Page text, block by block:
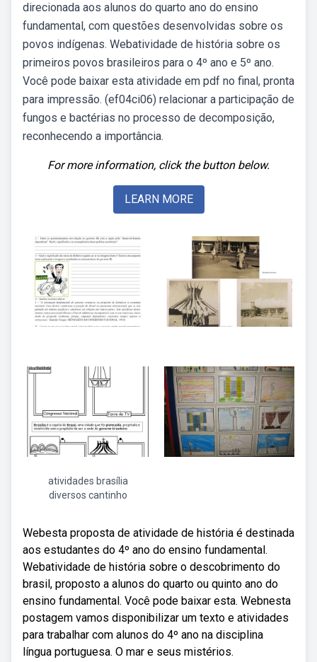
direcionada aos alunos do quarto ano do ensino
fundamental, com questões desenvolvidas sobre os
povos indígenas. Webatividade de história sobre os
primeiros povos brasileiros para o 4º ano e 5º ano.
Você pode baixar esta atividade em pdf no final, pronta
para impressão. (ef04ci06) relacionar a participação de
fungos e bactérias no processo de decomposição,
reconhecendo a importância.
For more information, click the button below.
LEARN MORE
atividades brasília
diversos cantinho
Webesta proposta de atividade de história é destinada
aos estudantes do 4º ano do ensino fundamental.
Webatividade de história sobre o descobrimento do
brasil, proposto a alunos do quarto ou quinto ano do
ensino fundamental. Você pode baixar esta. Webnesta
postagem vamos disponibilizar um texto e atividades
para trabalhar com alunos do 4º ano na disciplina
língua portuguesa. O mar e seus mistérios.